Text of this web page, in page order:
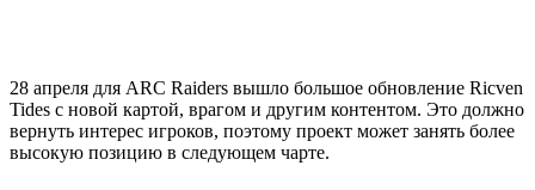
28 апреля для ARC Raiders вышло большое обновление Ricven
Tides с новой картой, врагом и другим контентом. Это должно
вернуть интерес игроков, поэтому проект может занять более
высокую позицию в следующем чарте.